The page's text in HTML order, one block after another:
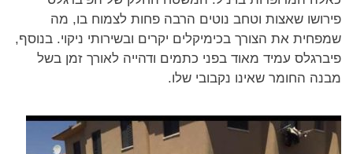
פירושו שאצות וטחב נוטים הרבה פחות לצמוח בו, מה
שמפחית את הצורך בכימיקלים יקרים ובשירותי ניקוי. בנוסף,
פיברגלס עמיד מאוד בפני כתמים ודהייה לאורך זמן בשל
מבנה החומר שאינו נקבובי שלו.